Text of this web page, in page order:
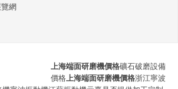
網
上海端面研磨機價格礦石破磨設備
價格上海端面研磨機價格浙江寧波